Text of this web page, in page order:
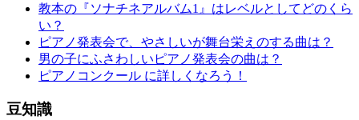
教本の『ソナチネアルバム1』はレベルとしてどのくら
い？
ピアノ発表会で、やさしいが舞台栄えのする曲は？
男の子にふさわしいピアノ発表会の曲は？
ピアノコンクール に詳しくなろう！
豆知識